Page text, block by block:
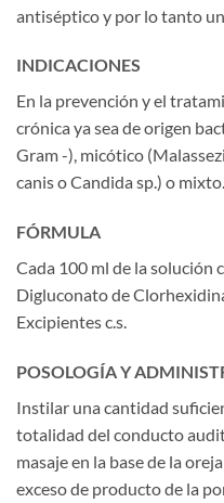
antiséptico y por lo tanto
INDICACIONES
En la prevención y el
crónica ya sea de origen
Gram -), micótico
canis o Candida sp.) o mixto.
FÓRMULA
Cada 100 ml de la solución
Digluconato de
Excipientes c.s.
POSOLOGÍA Y
Instilar una cantidad
totalidad del conducto
masaje en la base de la
exceso de producto de la